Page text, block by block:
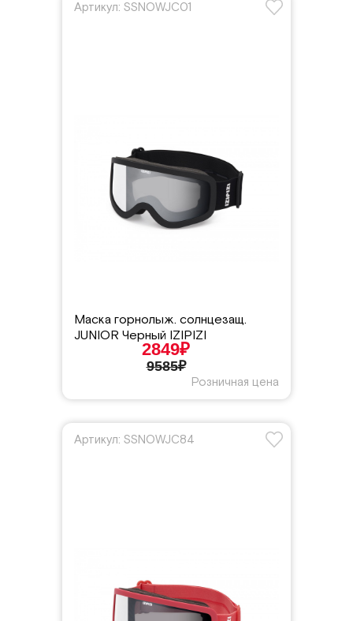
Артикул: SSNOWJC01
Маска горнолыж. солнцезащ.
JUNIOR Черный IZIPIZI
2849₽
9585₽
Розничная цена
Артикул: SSNOWJC84